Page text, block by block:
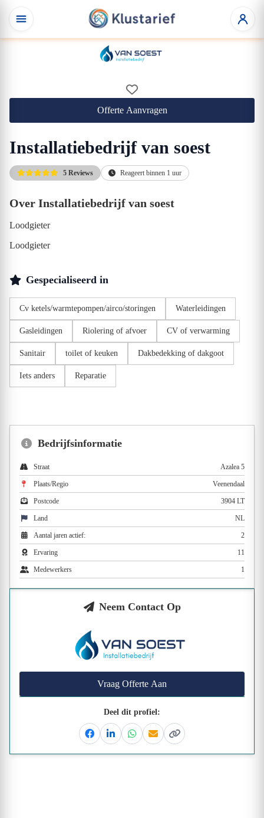
Offerte Aanvragen
Installatiebedrijf van soest
5 Reviews Reageert binnen 1 uur
Over Installatiebedrijf van soest
Loodgieter
Loodgieter
Gespecialiseerd in
Cv ketels/warmtepompen/airco/storingen Waterleidingen
Gasleidingen Riolering of afvoer CV of verwarming
Sanitair toilet of keuken Dakbedekking of dakgoot
Iets anders Reparatie
Bedrijfsinformatie
Straat Azalea 5
Plaats/Regio Veenendaal
Postcode 3904 LT
Land NL
Aantal jaren actief: 2
Ervaring 11
Medewerkers 1
Neem Contact Op
Vraag Offerte Aan
Deel dit profiel:
FacebookLinkedinWhatsapp
EmailKopieer link